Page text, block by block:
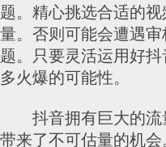
题。精心挑选合适的
量。否则可能会遭遇
题。只要灵活运用好
多火爆的可能性。
抖音拥有巨大的流
带来了不可估量的机